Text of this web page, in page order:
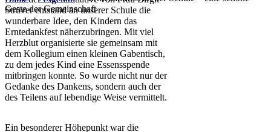
Geste der Gemeinschaft
Strüver entstand an unserer Schule die
wunderbare Idee, den Kindern das
Erntedankfest näherzubringen. Mit viel
Herzblut organisierte sie gemeinsam mit
dem Kollegium einen kleinen Gabentisch,
zu dem jedes Kind eine Essensspende
mitbringen konnte. So wurde nicht nur der
Gedanke des Dankens, sondern auch der
des Teilens auf lebendige Weise vermittelt.
Ein besonderer Höhepunkt war die